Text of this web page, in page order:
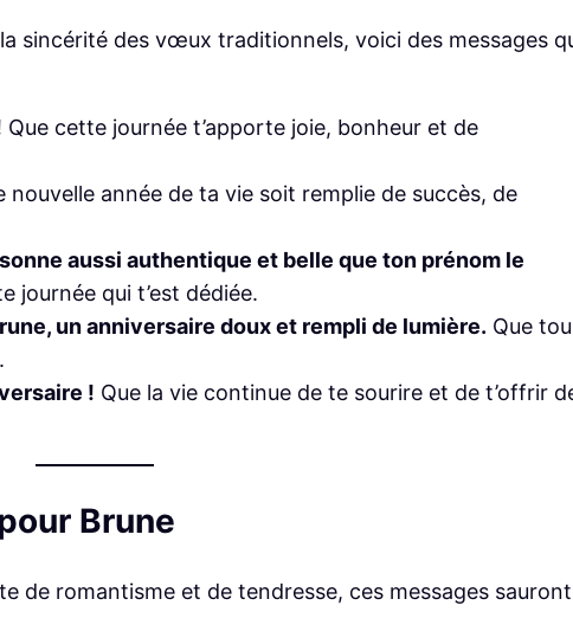
sincérité des vœux traditionnels, voici des messages
Que cette journée t’apporte joie, bonheur et de
nouvelle année de ta vie soit remplie de succès, de
aussi authentique et belle que ton prénom le
journée qui t’est dédiée.
un anniversaire doux et rempli de lumière. Que
! Que la vie continue de te sourire et de t’offrir
Brune
de romantisme et de tendresse, ces messages sauront